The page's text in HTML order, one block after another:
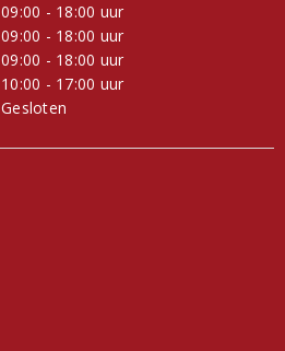
09:00 - 18:00 uur
09:00 - 18:00 uur
09:00 - 18:00 uur
10:00 - 17:00 uur
Gesloten